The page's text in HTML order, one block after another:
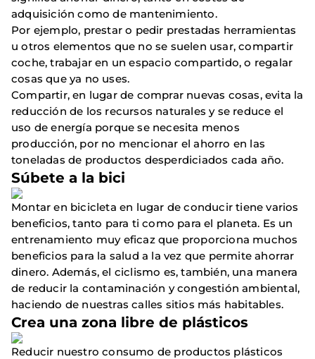
adquisición como de mantenimiento.
Por ejemplo, prestar o pedir prestadas herramientas
u otros elementos que no se suelen usar, compartir
coche, trabajar en un espacio compartido, o regalar
cosas que ya no uses.
Compartir, en lugar de comprar nuevas cosas, evita la
reducción de los recursos naturales y se reduce el
uso de energía porque se necesita menos
producción, por no mencionar el ahorro en las
toneladas de productos desperdiciados cada año.
Súbete a la bici
Montar en bicicleta en lugar de conducir tiene varios
beneficios, tanto para ti como para el planeta. Es un
entrenamiento muy eficaz que proporciona muchos
beneficios para la salud a la vez que permite ahorrar
dinero. Además, el ciclismo es, también, una manera
de reducir la contaminación y congestión ambiental,
haciendo de nuestras calles sitios más habitables.
Crea una zona libre de plásticos
Reducir nuestro consumo de productos plásticos